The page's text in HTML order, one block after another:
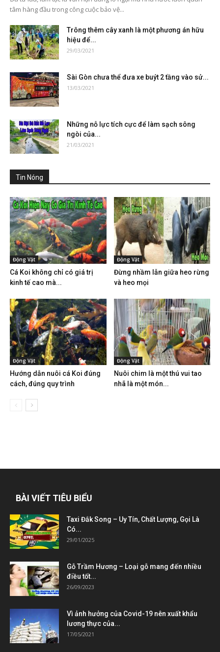
tâm hàng đầu trong công cuộc bảo vệ...
Trông thêm cây xanh là một phương án hữu
hiệu để...
29/03/2021
Sài Gòn chưa thể đưa xe buýt 2 tầng vào sử...
13/03/2021
Những nỗ lực tích cực để làm sạch sông
ngòi của...
21/03/2021
Tin Nóng
Động Vật
Cá Koi không chỉ có giá trị
kinh tế cao mà...
Động Vật
Đừng nhầm lẫn giữa heo rừng
và heo mọi
Động Vật
Hướng dẫn nuôi cá Koi đúng
cách, đúng quy trình
Động Vật
Nuôi chim là một thú vui tao
nhã là một món...
BÀI VIẾT TIÊU BIỂU
Taxi Đắk Song – Uy Tín, Chất Lượng, Gọi Là
Có...
29/01/2025
Gỗ Trầm Hương – Loại gỗ mang đến nhiều
điều tốt...
26/09/2023
Vì ảnh hưởng của Covid-19 nên xuất khẩu
lương thực của...
17/05/2021